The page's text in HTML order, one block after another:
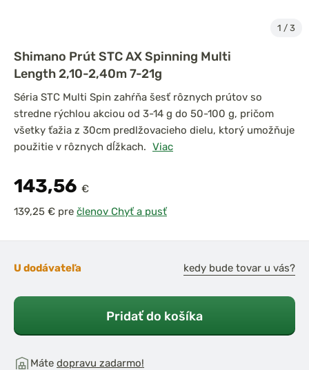
1 / 3
Shimano Prút STC AX Spinning Multi
Length 2,10-2,40m 7-21g
Séria STC Multi Spin zahŕňa šesť rôznych prútov so
stredne rýchlou akciou od 3-14 g do 50-100 g, pričom
všetky ťažia z 30cm predlžovacieho dielu, ktorý umožňuje
použitie v rôznych dĺžkach. Viac
143,56 €
pre členov Chyť a pusť
U dodávateľa kedy bude tovar u vás?
Pridať do košíka
Máte dopravu zadarmo!